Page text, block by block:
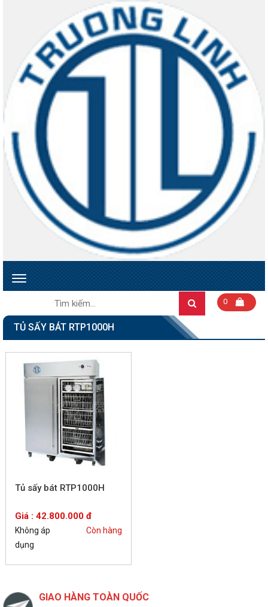
Toggle
Tìm
Search0
TỦ SẤY BÁT RTP1000H
Tủ sấy bát RTP1000H
Giá : 42.800.000 đ
Không áp
dụng
Còn hàng
GIAO HÀNG TOÀN QUỐC